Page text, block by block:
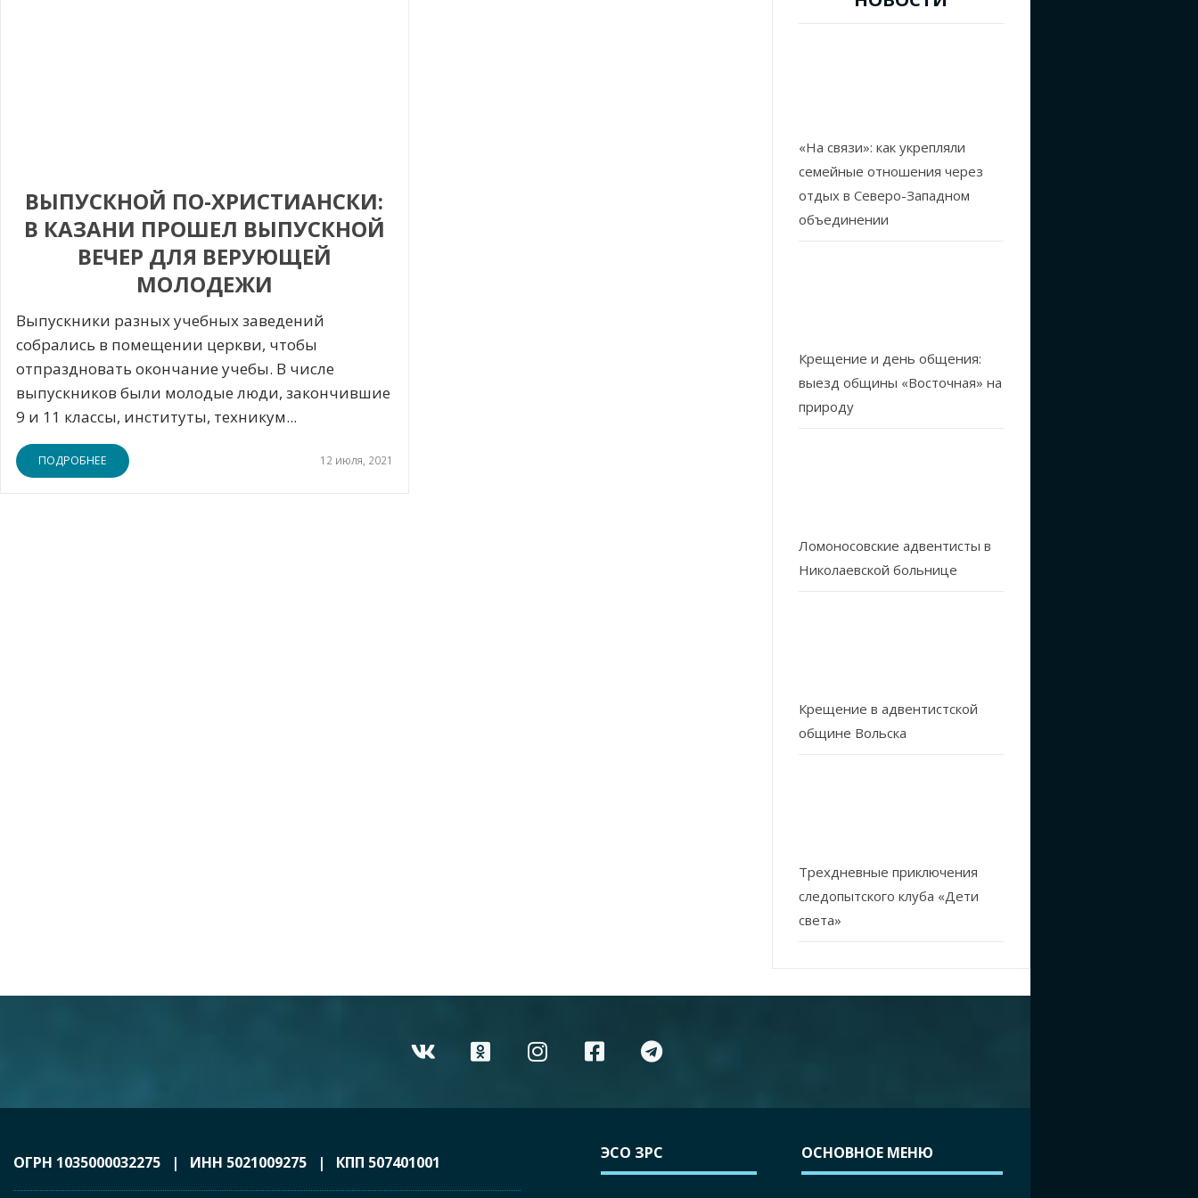
ВЫПУСКНОЙ ПО-ХРИСТИАНСКИ:
В КАЗАНИ ПРОШЕЛ ВЫПУСКНОЙ
ВЕЧЕР ДЛЯ ВЕРУЮЩЕЙ
МОЛОДЕЖИ
Выпускники разных учебных заведений
собрались в помещении церкви, чтобы
отпраздновать окончание учебы. В числе
выпускников были молодые люди, закончившие
9 и 11 классы, институты, техникум...
ПОДРОБНЕЕ 12 июля, 2021
«На связи»: как укрепляли
семейные отношения через
отдых в Северо-Западном
объединении
Крещение и день общения:
выезд общины «Восточная» на
природу
Ломоносовские адвентисты в
Николаевской больнице
Крещение в адвентистской
общине Вольска
Трехдневные приключения
следопытского клуба «Дети
света»
ОГРН 1035000032275 | ИНН 5021009275 | КПП 507401001 ЭСО ЗРС ОСНОВНОЕ МЕНЮ